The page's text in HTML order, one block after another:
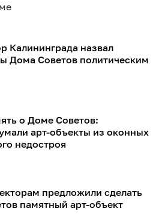
Калининграда назвал
Дома Советов политическим
о Доме Советов:
арт-объекты из оконных
недостроя
предложили сделать
памятный арт-объект